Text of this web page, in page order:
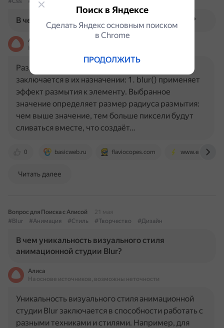
В чем разница между blur() и blur-radius в CSS?
Алиса
0 basicweb.ru flaviocopes.com www.easeout.co
Разница между blur() и blur-radius в CSS
заключается в их назначении: 1. blur() применяет
эффект размытия к элементу. Выбранное
значение определяет размер радиуса размытия:
чем выше значение, тем больше пиксели будут
сливаться вместе, что создаёт…
Читать далее
Вопрос для Поиска с Алисой
21 мая
#Blur
#Анимация #Стиль #Творчество #Дизайн
В чем уникальность визуального стиля
анимационной студии Blur?
Алиса
На основе источников, возможны неточности
Уникальность визуального стиля анимационной
студии Blur заключается в способности работать с
разными техниками и стилями. Например, для
Поиск в Яндексе
Сделать Яндекс основным поиском
в Сhrome
ПРОДОЛЖИТЬ